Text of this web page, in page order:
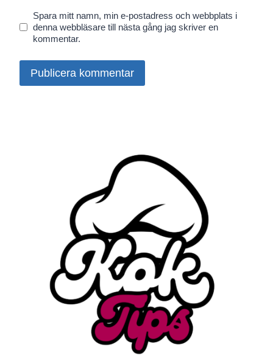
Spara mitt namn, min e-postadress och webbplats i
denna webbläsare till nästa gång jag skriver en
kommentar.